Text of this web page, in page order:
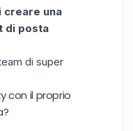
creare una
di posta
di super
con il proprio